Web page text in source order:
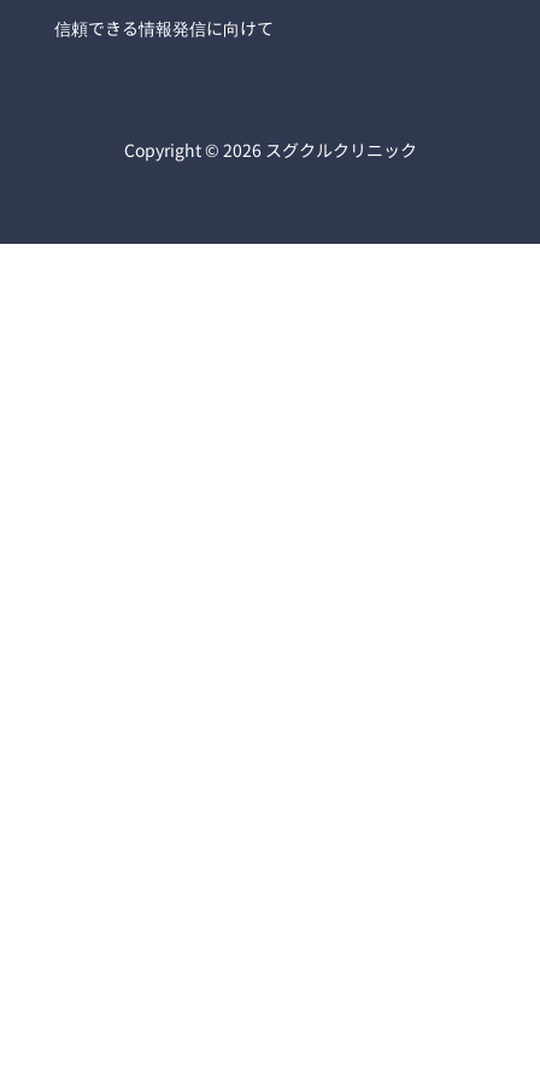
信頼できる情報発信に向けて
Copyright © 2026 スグクルクリニック